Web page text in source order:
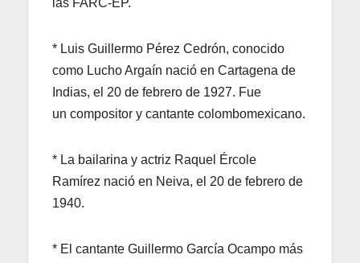
las FARC-EP.
* Luis Guillermo Pérez Cedrón, conocido
como Lucho Argaín nació en Cartagena de
Indias, el 20 de febrero de 1927. Fue
un compositor y cantante colombomexicano.
* La bailarina y actriz Raquel Ércole
Ramírez nació en Neiva, el 20 de febrero de
1940.
* El cantante Guillermo García Ocampo más